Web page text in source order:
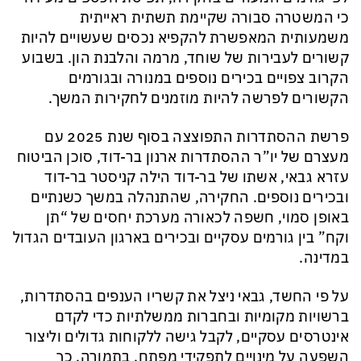
כי המשטרה סבורה שקיימת תשתית ראייתית
משמעותית המאפשרת להקפיא נכסים שעשויים להיות
קשורים לעבירות של שוחד, מרמה והלבנת הון. בשבוע
הקרוב צפויים בכירים נוספים במנורה ובגורמים
הקשורים לפרשה להיות מוזמנים לחקירות המשך.
פרשת ההסתדרות התפוצצה בסוף שנת 2025 עם
מעצרם של יו”ר ההסתדרות ארנון בר-דוד, סוכן הביטוח
עזרא גבאי, אשתו של בר-דוד הילה קניסטר בר-דוד
ובכירים נוספים. החקירה, שהתנהלה במשך כשנתיים
באופן סמוי, חשפה לכאורה מערכת יחסים של “תן
וקח” בין גורמים עסקיים ובכירים בארגון העובדים הגדול
במדינה.
על פי החשד, גבאי ניצל את קשריו הענפים בהסתדרות,
ברשויות מקומיות ובחברות ממשלתיות כדי לקדם
אינטרסים עסקיים, לקבל גישה ללקוחות גדולים וליצור